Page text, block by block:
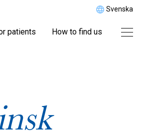
Svenska
patients How to find us